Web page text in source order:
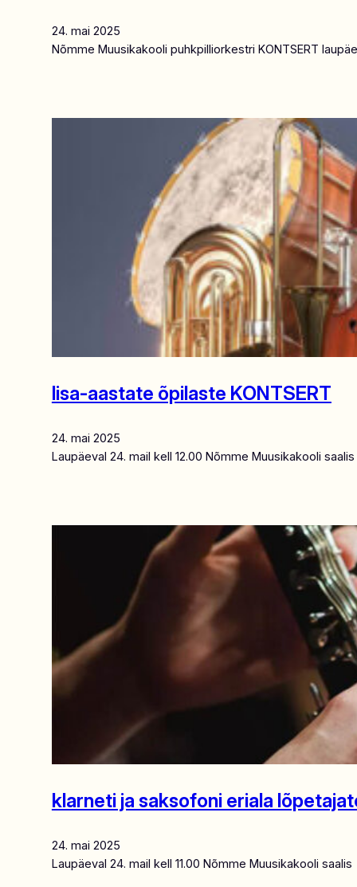
24. mai 2025
Nõmme Muusikakooli puhkpilliorkestri KONTSERT
lisa-aastate õpilaste KONTSERT
24. mai 2025
Laupäeval 24. mail kell 12.00 Nõmme Muusikakooli saalis
klarneti ja saksofoni eriala
24. mai 2025
Laupäeval 24. mail kell 11.00 Nõmme Muusikakooli saalis